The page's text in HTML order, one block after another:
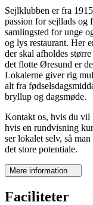
Sejlklubben er fra
passion for sejllads og
samlingsted for unge
og lys restaurant. Her
der skal afholdes
det flotte Øresund er
Lokalerne giver rig
alt fra
bryllup og dagsmøde.
Kontakt os, hvis du vil
hvis en rundvisning
ser lokalet selv, så
det store potentiale.
Mere information
Faciliteter